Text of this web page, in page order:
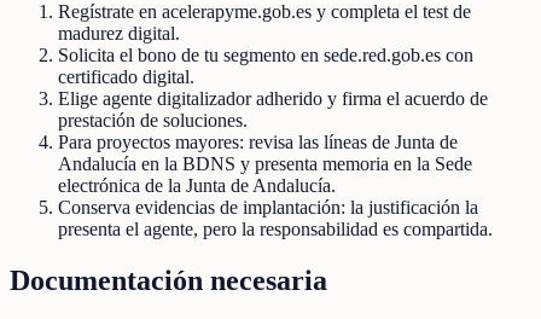
Regístrate en acelerapyme.gob.es y completa el test de
madurez digital.
Solicita el bono de tu segmento en sede.red.gob.es con
certificado digital.
Elige agente digitalizador adherido y firma el acuerdo de
prestación de soluciones.
Para proyectos mayores: revisa las líneas de Junta de
Andalucía en la BDNS y presenta memoria en la Sede
electrónica de la Junta de Andalucía.
Conserva evidencias de implantación: la justificación la
presenta el agente, pero la responsabilidad es compartida.
Documentación necesaria